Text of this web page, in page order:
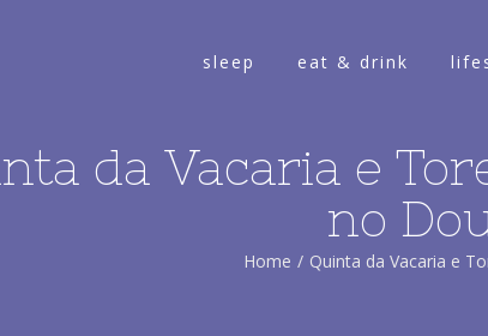
sleep eat & drink
da Vacaria e
no
Home / Quinta da Vacaria e